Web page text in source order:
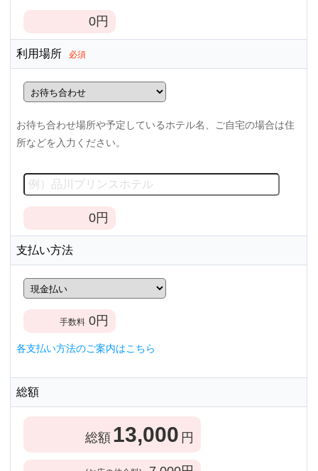
0円
利用場所 必須
お待ち合わせ場所や予定しているホテル名、ご自宅の場合は住
所などを入力ください。
0円
支払い方法
手数料 0円
各支払い方法のご案内はこちら
総額
総額 13,000 円